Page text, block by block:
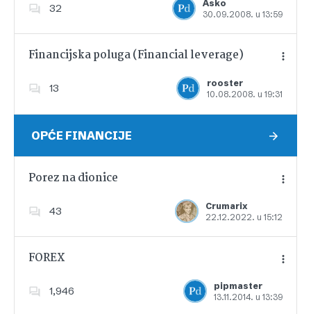
32
Asko
30.09.2008. u 13:59
Dodajte u favorite
Financijska poluga (Financial leverage)
13
rooster
10.08.2008. u 19:31
Dodajte u favorite
OPĆE FINANCIJE
Porez na dionice
43
Crumarix
22.12.2022. u 15:12
Dodajte u favorite
FOREX
1,946
pipmaster
13.11.2014. u 13:39
Dodajte u favorite